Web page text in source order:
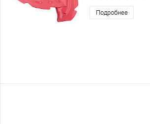
Подробнее